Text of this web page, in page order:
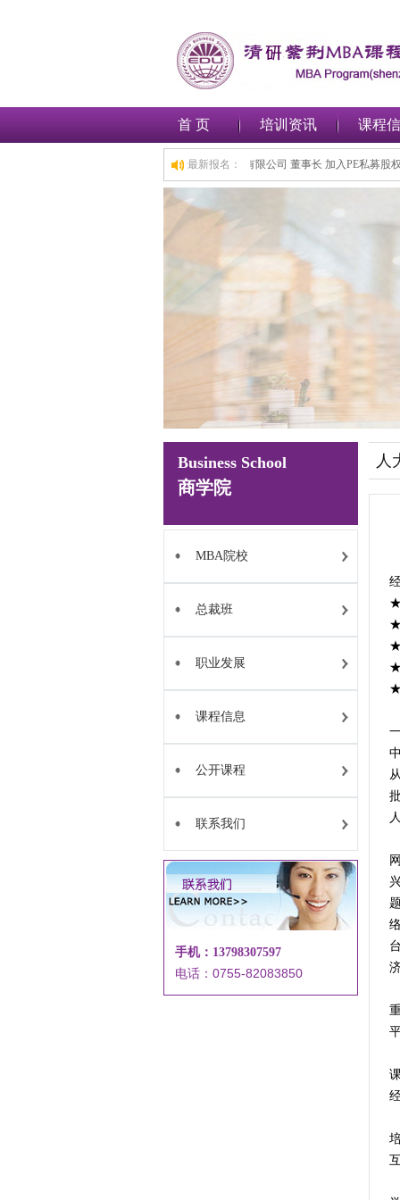
首 页 培训资讯 课程
最新报名：
入工商管理(MBA)总裁班,1小时前,深圳***金融集团有限公司 董事长 加入PE私
Business School
商学院
MBA院校
总裁班
职业发展
课程信息
公开课程
联系我们
手机：13798307597
电话：0755-82083850
人
★
★
★
★
★